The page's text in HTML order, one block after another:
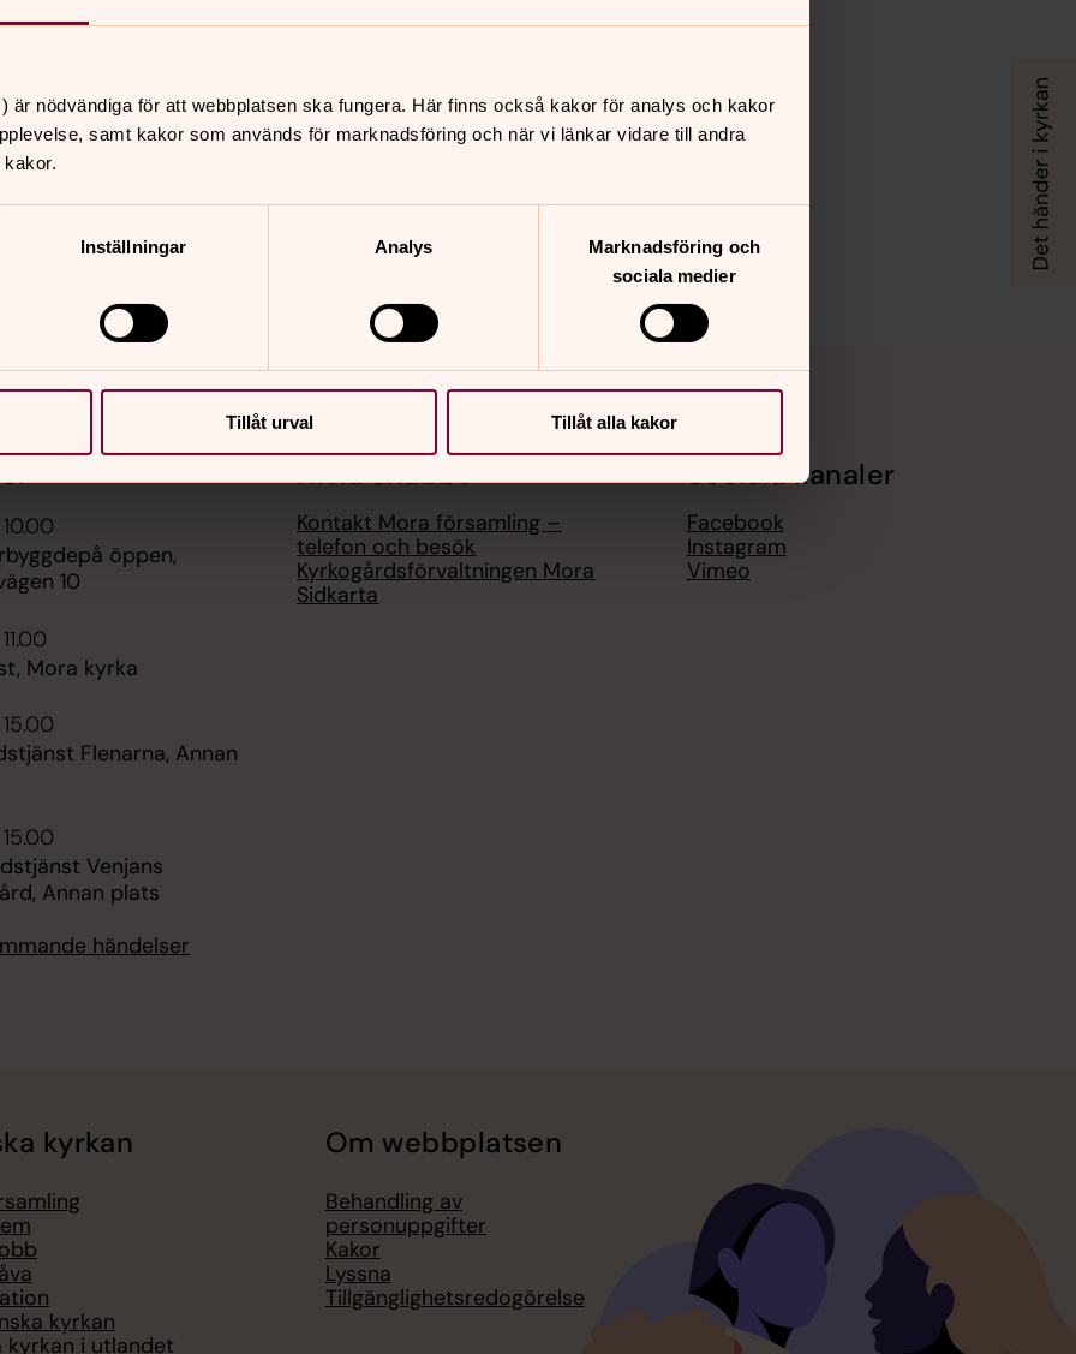
är nödvändiga för att webbplatsen ska fungera. Här finns också kakor för analys och kakor
samt kakor som används för marknadsföring och när vi länkar vidare till andra
Inställningar Analys
Marknadsföring och
sociala medier
Tillåt urval Tillåt alla kakor
öppen,
10
Mora kyrka
Flenarna, Annan
Venjans
Annan plats
händelser
Hitta snabbt
Kontakt Mora församling –
telefon och besök
Kyrkogårdsförvaltningen Mora
Sidkarta
Sociala kanaler
Facebook
Instagram
Vimeo
kyrkan
kyrkan
kyrkan i utlandet
Om webbplatsen
Behandling av
personuppgifter
Kakor
Lyssna
Tillgänglighetsredogörelse